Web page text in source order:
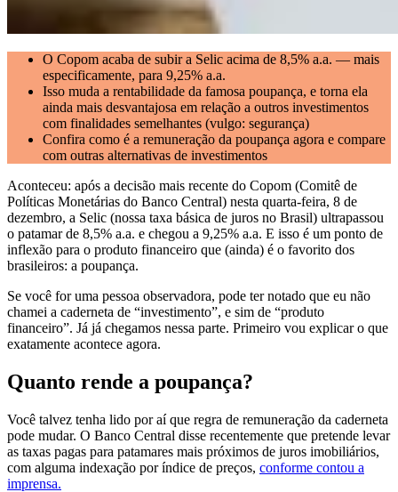
O Copom acaba de subir a Selic acima de 8,5% a.a. — mais
especificamente, para 9,25% a.a.
Isso muda a rentabilidade da famosa poupança, e torna ela
ainda mais desvantajosa em relação a outros investimentos
com finalidades semelhantes (vulgo: segurança)
Confira como é a remuneração da poupança agora e compare
com outras alternativas de investimentos
Aconteceu: após a decisão mais recente do Copom (Comitê de
Políticas Monetárias do Banco Central) nesta quarta-feira, 8 de
dezembro, a Selic (nossa taxa básica de juros no Brasil) ultrapassou
o patamar de 8,5% a.a. e chegou a 9,25% a.a. E isso é um ponto de
inflexão para o produto financeiro que (ainda) é o favorito dos
brasileiros: a poupança.
Se você for uma pessoa observadora, pode ter notado que eu não
chamei a caderneta de “investimento”, e sim de “produto
financeiro”. Já já chegamos nessa parte. Primeiro vou explicar o que
exatamente acontece agora.
Quanto rende a poupança?
Você talvez tenha lido por aí que regra de remuneração da caderneta
pode mudar. O Banco Central disse recentemente que pretende levar
as taxas pagas para patamares mais próximos de juros imobiliários,
com alguma indexação por índice de preços, conforme contou a
imprensa.